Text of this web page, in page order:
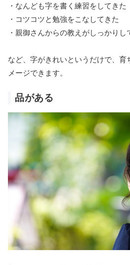
・なんども字を書く練習をしてきた
・コツコツと勉強をこなしてきた
・親御さんからの教えがしっかりし
など、字がきれいというだけで、育
メージできます。
品がある